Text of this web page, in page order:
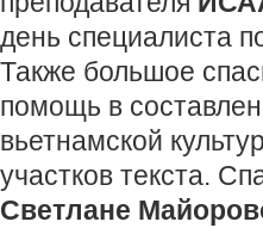
день специалиста
Также большое
помощь в
вьетнамской
участков текста.
Светлане